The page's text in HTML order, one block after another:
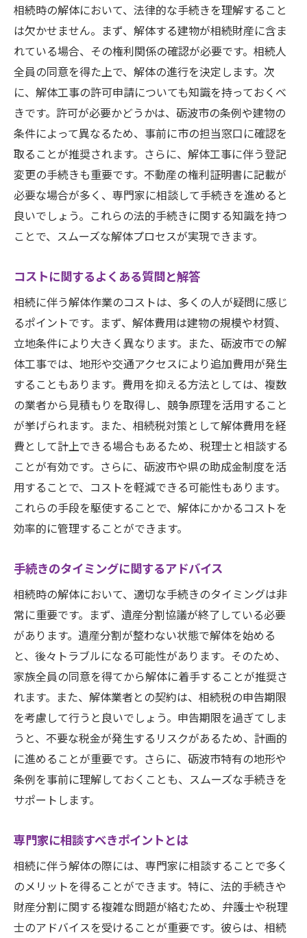
相続時の解体において、法律的な手続きを理解すること
は欠かせません。まず、解体する建物が相続財産に含ま
れている場合、その権利関係の確認が必要です。相続人
全員の同意を得た上で、解体の進行を決定します。次
に、解体工事の許可申請についても知識を持っておくべ
きです。許可が必要かどうかは、砺波市の条例や建物の
条件によって異なるため、事前に市の担当窓口に確認を
取ることが推奨されます。さらに、解体工事に伴う登記
変更の手続きも重要です。不動産の権利証明書に記載が
必要な場合が多く、専門家に相談して手続きを進めると
良いでしょう。これらの法的手続きに関する知識を持つ
ことで、スムーズな解体プロセスが実現できます。
コストに関するよくある質問と解答
相続に伴う解体作業のコストは、多くの人が疑問に感じ
るポイントです。まず、解体費用は建物の規模や材質、
立地条件により大きく異なります。また、砺波市での解
体工事では、地形や交通アクセスにより追加費用が発生
することもあります。費用を抑える方法としては、複数
の業者から見積もりを取得し、競争原理を活用すること
が挙げられます。また、相続税対策として解体費用を経
費として計上できる場合もあるため、税理士と相談する
ことが有効です。さらに、砺波市や県の助成金制度を活
用することで、コストを軽減できる可能性もあります。
これらの手段を駆使することで、解体にかかるコストを
効率的に管理することができます。
手続きのタイミングに関するアドバイス
相続時の解体において、適切な手続きのタイミングは非
常に重要です。まず、遺産分割協議が終了している必要
があります。遺産分割が整わない状態で解体を始める
と、後々トラブルになる可能性があります。そのため、
家族全員の同意を得てから解体に着手することが推奨さ
れます。また、解体業者との契約は、相続税の申告期限
を考慮して行うと良いでしょう。申告期限を過ぎてしま
うと、不要な税金が発生するリスクがあるため、計画的
に進めることが重要です。さらに、砺波市特有の地形や
条例を事前に理解しておくことも、スムーズな手続きを
サポートします。
専門家に相談すべきポイントとは
相続に伴う解体の際には、専門家に相談することで多く
のメリットを得ることができます。特に、法的手続きや
財産分割に関する複雑な問題が絡むため、弁護士や税理
士のアドバイスを受けることが重要です。彼らは、相続